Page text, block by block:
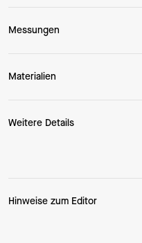
Messungen
Materialien
Weitere Details
Hinweise zum Editor